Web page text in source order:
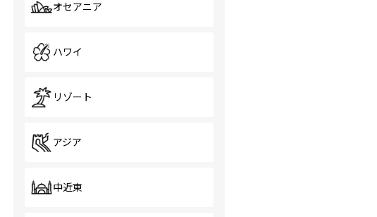
オセアニア
ハワイ
リゾート
アジア
中近東